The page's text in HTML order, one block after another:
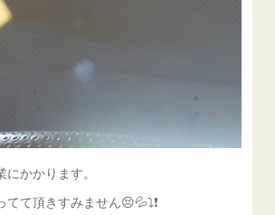
かかります。
て頂きすみません😣💦⤵❗